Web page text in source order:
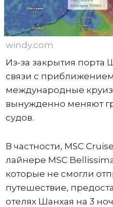
windy.com
Из-за закрытия порта
связи с
международные
вынужденно меняют
судов.
В частности, MSC
лайнере MSC
которые не смогли
путешествие,
отелях Шанхая на 3